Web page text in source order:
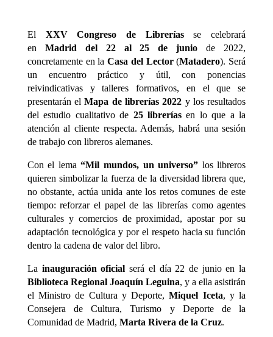
El XXV Congreso de Libreríasse celebrará
en Madrid del 22 al 25 de junio de 2022,
concretamente en laCasa del Lector(Matadero). Será
un encuentro práctico y útil, con ponencias
reivindicativas y talleres formativos, en el que se
presentarán elMapa de librerías 2022 y los resultados
del estudio cualitativo de 25 librerías en lo que a la
atención al cliente respecta. Además, habrá una sesión
de trabajo con libreros alemanes.
Con el lema“Mil mundos, un universo” los libreros
quieren simbolizar la fuerza de la diversidad librera que,
no obstante, actúa unida ante los retos comunes de este
tiempo: reforzar el papel de las librerías como agentes
culturales y comercios de proximidad, apostar por su
adaptación tecnológica y por el respeto hacia su función
dentro la cadena de valor del libro.
La inauguración oficial será el día 22 de junio en la
Biblioteca Regional Joaquín Leguina, y a ella asistirán
el Ministro de Cultura y Deporte,Miquel Iceta, y la
Consejera de Cultura, Turismo y Deporte de la
Comunidad de Madrid, Marta Rivera de la Cruz.